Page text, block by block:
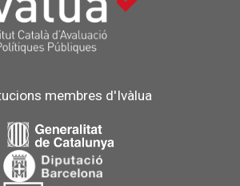
membres d'Ivàlua